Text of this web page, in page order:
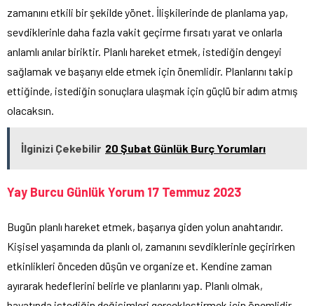
zamanını etkili bir şekilde yönet. İlişkilerinde de planlama yap,
sevdiklerinle daha fazla vakit geçirme fırsatı yarat ve onlarla
anlamlı anılar biriktir. Planlı hareket etmek, istediğin dengeyi
sağlamak ve başarıyı elde etmek için önemlidir. Planlarını takip
ettiğinde, istediğin sonuçlara ulaşmak için güçlü bir adım atmış
olacaksın.
İlginizi Çekebilir 20 Şubat Günlük Burç Yorumları
Yay Burcu Günlük Yorum 17 Temmuz 2023
Bugün planlı hareket etmek, başarıya giden yolun anahtarıdır.
Kişisel yaşamında da planlı ol, zamanını sevdiklerinle geçirirken
etkinlikleri önceden düşün ve organize et. Kendine zaman
ayırarak hedeflerini belirle ve planlarını yap. Planlı olmak,